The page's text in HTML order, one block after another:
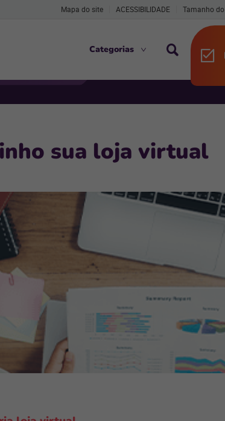
Mapa do site ACESSIBILIDADE Tamanho
Categorias
sua loja virtual